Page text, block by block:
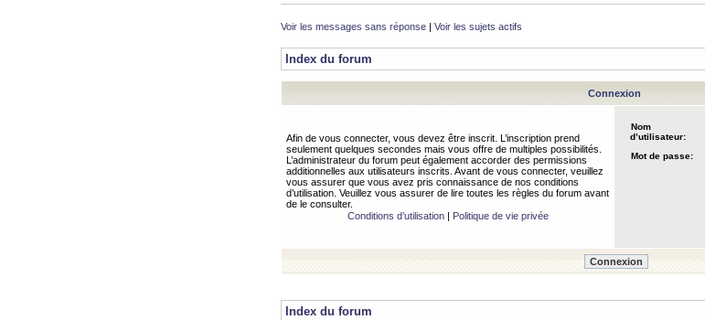
Voir les messages sans réponse | Voir les sujets actifs
Index du forum
Connexion
Afin de vous connecter, vous devez être inscrit. L’inscription prend
seulement quelques secondes mais vous offre de multiples possibilités.
L’administrateur du forum peut également accorder des permissions
additionnelles aux utilisateurs inscrits. Avant de vous connecter, veuillez
vous assurer que vous avez pris connaissance de nos conditions
d’utilisation. Veuillez vous assurer de lire toutes les règles du forum avant
de le consulter.
Conditions d’utilisation| Politique de vie privée
Nom
d’utilisateur:
Mot de passe:
Index du forum